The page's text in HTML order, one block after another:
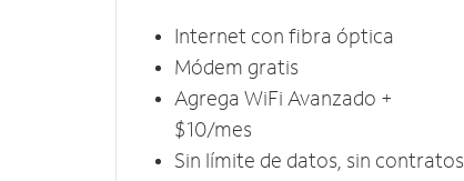
Internet con fibra óptica
Módem gratis
Agrega WiFi Avanzado +
$10/mes
Sin límite de datos, sin contratos